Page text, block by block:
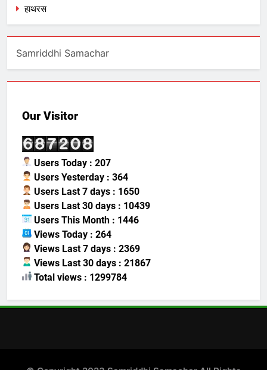
हाथरस
Samriddhi Samachar
Our Visitor
Users Today : 207
Users Yesterday : 364
Users Last 7 days : 1650
Users Last 30 days : 10439
Users This Month : 1446
Views Today : 264
Views Last 7 days : 2369
Views Last 30 days : 21867
Total views : 1299784